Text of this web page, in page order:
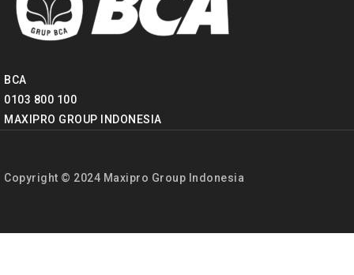
BCA
0103 800 100
MAXIPRO GROUP INDONESIA
Copyright © 2024 Maxipro Group Indonesia